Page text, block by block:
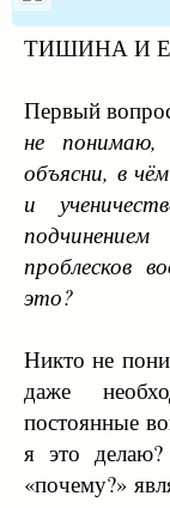
ТИШИНА И
Первый
не понимаю,
объясни, в
и
проблесков
это?
Никто не
даже
постоянные
я это
«почему?»